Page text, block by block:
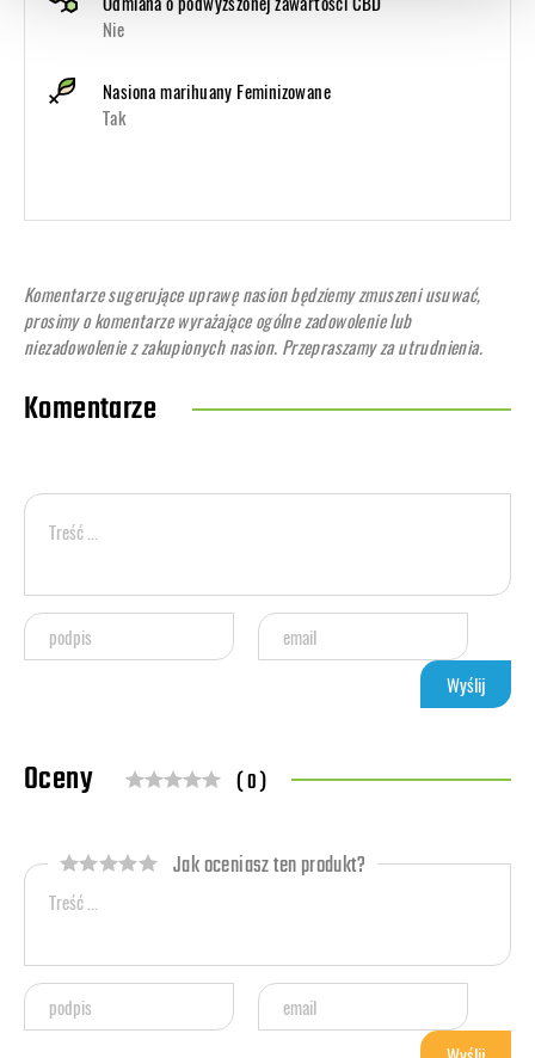
Nie
Nasiona marihuany Feminizowane
Tak
Komentarze sugerujące uprawę nasion będziemy zmuszeni usuwać,
prosimy o komentarze wyrażające ogólne zadowolenie lub
niezadowolenie z zakupionych nasion. Przepraszamy za utrudnienia.
Komentarze
Oceny ( 0 )
Jak oceniasz ten produkt?